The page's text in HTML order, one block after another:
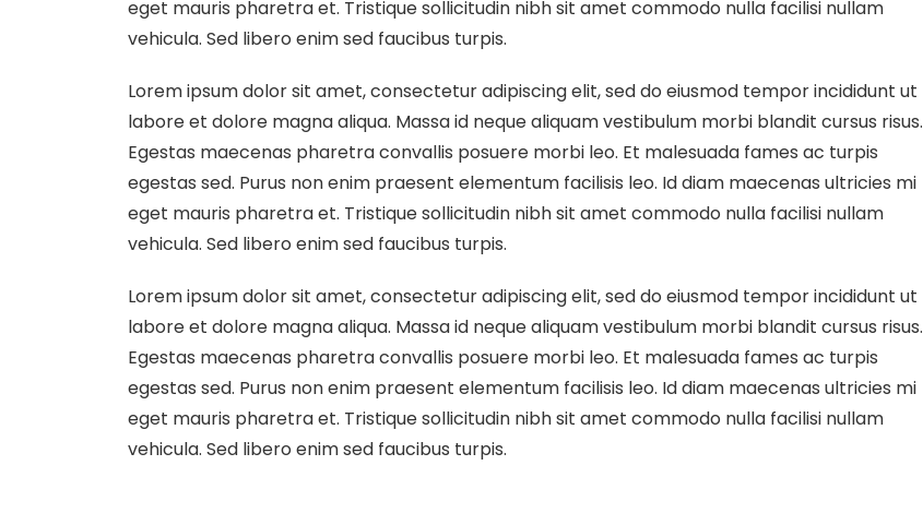
eget mauris pharetra et. Tristique sollicitudin nibh sit amet commodo nulla facilisi nullam
vehicula. Sed libero enim sed faucibus turpis.
Lorem ipsum dolor sit amet, consectetur adipiscing elit, sed do eiusmod tempor incididunt ut
labore et dolore magna aliqua. Massa id neque aliquam vestibulum morbi blandit cursus risus.
Egestas maecenas pharetra convallis posuere morbi leo. Et malesuada fames ac turpis
egestas sed. Purus non enim praesent elementum facilisis leo. Id diam maecenas ultricies mi
eget mauris pharetra et. Tristique sollicitudin nibh sit amet commodo nulla facilisi nullam
vehicula. Sed libero enim sed faucibus turpis.
Lorem ipsum dolor sit amet, consectetur adipiscing elit, sed do eiusmod tempor incididunt ut
labore et dolore magna aliqua. Massa id neque aliquam vestibulum morbi blandit cursus risus.
Egestas maecenas pharetra convallis posuere morbi leo. Et malesuada fames ac turpis
egestas sed. Purus non enim praesent elementum facilisis leo. Id diam maecenas ultricies mi
eget mauris pharetra et. Tristique sollicitudin nibh sit amet commodo nulla facilisi nullam
vehicula. Sed libero enim sed faucibus turpis.